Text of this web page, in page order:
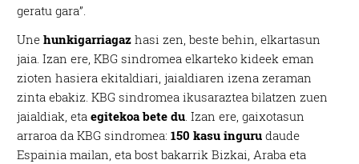
geratu gara”.
Unehunkigarriagaz hasi zen, beste behin, elkartasun
jaia. Izan ere, KBG sindromea elkarteko kideek eman
zioten hasiera ekitaldiari, jaialdiaren izena zeraman
zinta ebakiz. KBG sindromea ikusaraztea bilatzen zuen
jaialdiak, etaegitekoa bete du . Izan ere, gaixotasun
arraroa da KBG sindromea:150 kasu inguru daude
Espainia mailan, eta bost bakarrik Bizkai, Araba eta